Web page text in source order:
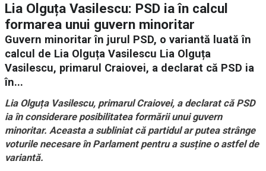
Lia Olguța Vasilescu: PSD ia în calcul
formarea unui guvern minoritar
Guvern minoritar în jurul PSD, o variantă luată în
calcul de Lia Olguța Vasilescu Lia Olguța
Vasilescu, primarul Craiovei, a declarat că PSD ia
în...
Lia Olguța Vasilescu, primarul Craiovei, a declarat că PSD
ia în considerare posibilitatea formării unui guvern
minoritar. Aceasta a subliniat că partidul ar putea strânge
voturile necesare în Parlament pentru a susține o astfel de
variantă.